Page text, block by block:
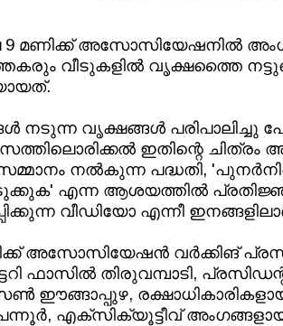
9 മണിക്ക് അസോസിയേഷനിൽ
വീടുകളിൽ വൃക്ഷത്തൈ
നടുന്ന വൃക്ഷങ്ങൾ പരിപാലിച്ചു
ഇതിന്റെ
നൽകുന്ന പദ്ധതി,
എന്ന ആശയത്തിൽ
വീഡിയോ എന്നീ
അസോസിയേഷൻ വർക്കിങ്
ഫാസിൽ തിരുവമ്പാടി,
രക്ഷാധികാരികളായ
പന്നൂർ, എക്സിക്യൂട്ടീവ്